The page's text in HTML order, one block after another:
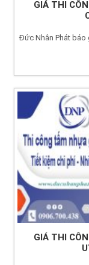
GIÁ THI
Đức Nhân Phát báo
GIÁ THI